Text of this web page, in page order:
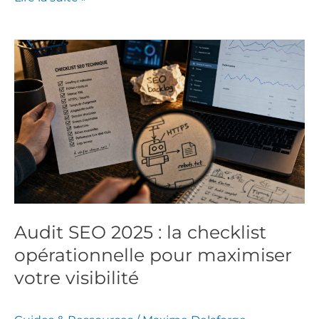
Audit SEO 2025 : la checklist
opérationnelle pour maximiser
votre visibilité
Audit
SEO
2025
la
checklist
opérationnelle
pour
maximiser
visibilité